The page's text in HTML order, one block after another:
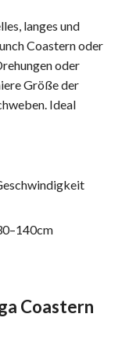
langes und
Coastern oder
oder
Größe der
Ideal
Coastern